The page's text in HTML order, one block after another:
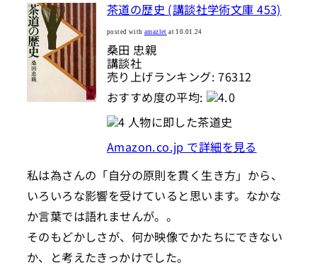
茶道の歴史 (講談社学術文庫 453)
posted with amazlet at 10.01.24
桑田 忠親
講談社
売り上げランキング: 76312
おすすめ度の平均:
人物に即した茶道史
Amazon.co.jp で詳細を見る
私は為さんの「自分の原則を貫く生き方」から、
いろいろな影響を受けていると思います。なかな
か言葉では語れませんが。。
そのもどかしさが、何か映像でかたちにできない
か、と考えたきっかけでした。